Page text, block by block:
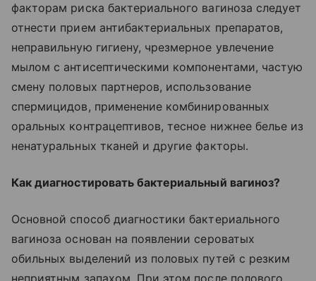
факторам риска бактериального вагиноза следует
отнести прием антибактериальных препаратов,
неправильную гигиену, чрезмерное увлечение
мылом с антисептическими компонентами, частую
смену половых партнеров, использование
спермицидов, применение комбинированных
оральных контрацептивов, тесное нижнее белье из
ненатуральных тканей и другие факторы.
Как диагностировать бактериальный вагиноз?
Основной способ диагностики бактериального
вагиноза основан на появлении сероватых
обильных выделений из половых путей с резким
неприятным запахом. При этом после полового